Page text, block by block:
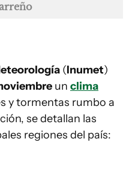
(Inumet)
un clima
y tormentas rumbo a
se detallan las
regiones del país: